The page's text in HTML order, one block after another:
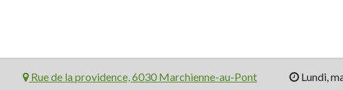
R​​ue de la providence, 6030 Marchienne-au-Pont Lundi,